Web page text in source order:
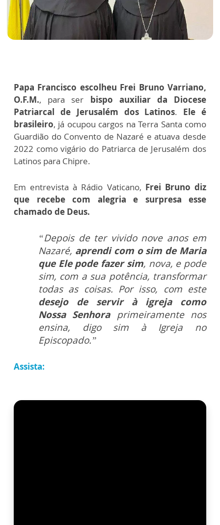
Papa Francisco escolheu Frei Bruno Varriano,
O.F.M., para ser bispo auxiliar da Diocese
Patriarcal de Jerusalém dos Latinos. Ele é
brasileiro, já ocupou cargos na Terra Santa como
Guardião do Convento de Nazaré e atuava desde
2022 como vigário do Patriarca de Jerusalém dos
Latinos para Chipre.
Em entrevista à Rádio Vaticano, Frei Bruno diz
que recebe com alegria e surpresa esse
chamado de Deus.
“Depois de ter vivido nove anos em
Nazaré, aprendi com o sim de Maria
que Ele pode fazer sim, nova, e pode
sim, com a sua potência, transformar
todas as coisas. Por isso, com este
desejo de servir à igreja como
Nossa Senhoraprimeiramente nos
ensina, digo sim à Igreja no
Episcopado.”
Assista: